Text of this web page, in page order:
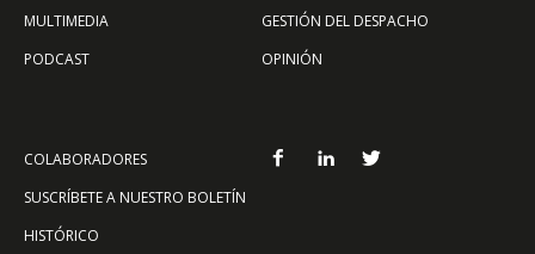
MULTIMEDIA
PODCAST
GESTIÓN DEL DESPACHO
OPINIÓN
COLABORADORES
SUSCRÍBETE A NUESTRO BOLETÍN
HISTÓRICO